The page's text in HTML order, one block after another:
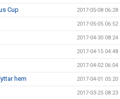
Cup 2017-05-08 06:28
2017-05-05 06:52
2017-04-30 08:24
2017-04-15 04:48
2017-04-02 06:04
hem 2017-04-01 05:20
2017-03-25 08:23